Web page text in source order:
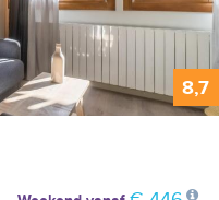
8,7